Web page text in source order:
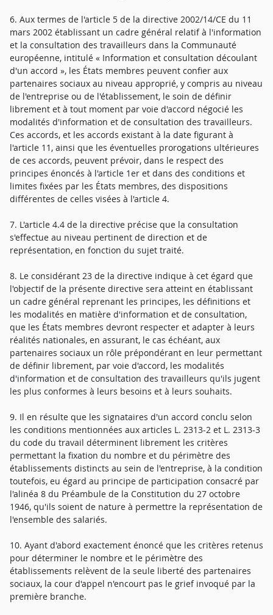
6. Aux termes de l'article 5 de la directive 2002/14/CE du 11
mars 2002 établissant un cadre général relatif à l'information
et la consultation des travailleurs dans la Communauté
européenne, intitulé « Information et consultation découlant
d'un accord », les États membres peuvent confier aux
partenaires sociaux au niveau approprié, y compris au niveau
de l'entreprise ou de l'établissement, le soin de définir
librement et à tout moment par voie d'accord négocié les
modalités d'information et de consultation des travailleurs.
Ces accords, et les accords existant à la date figurant à
l'article 11, ainsi que les éventuelles prorogations ultérieures
de ces accords, peuvent prévoir, dans le respect des
principes énoncés à l'article 1er et dans des conditions et
limites fixées par les États membres, des dispositions
différentes de celles visées à l'article 4.
7. L'article 4.4 de la directive précise que la consultation
s'effectue au niveau pertinent de direction et de
représentation, en fonction du sujet traité.
8. Le considérant 23 de la directive indique à cet égard que
l'objectif de la présente directive sera atteint en établissant
un cadre général reprenant les principes, les définitions et
les modalités en matière d'information et de consultation,
que les États membres devront respecter et adapter à leurs
réalités nationales, en assurant, le cas échéant, aux
partenaires sociaux un rôle prépondérant en leur permettant
de définir librement, par voie d'accord, les modalités
d'information et de consultation des travailleurs qu'ils jugent
les plus conformes à leurs besoins et à leurs souhaits.
9. Il en résulte que les signataires d'un accord conclu selon
les conditions mentionnées aux articles L. 2313-2 et L. 2313-3
du code du travail déterminent librement les critères
permettant la fixation du nombre et du périmètre des
établissements distincts au sein de l'entreprise, à la condition
toutefois, eu égard au principe de participation consacré par
l'alinéa 8 du Préambule de la Constitution du 27 octobre
1946, qu'ils soient de nature à permettre la représentation de
l'ensemble des salariés.
10. Ayant d'abord exactement énoncé que les critères retenus
pour déterminer le nombre et le périmètre des
établissements relèvent de la seule liberté des partenaires
sociaux, la cour d'appel n'encourt pas le grief invoqué par la
première branche.